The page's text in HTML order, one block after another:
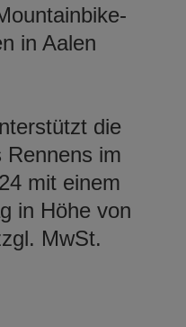
in Aalen
die
Rennens im
mit einem
in Höhe von
MwSt.